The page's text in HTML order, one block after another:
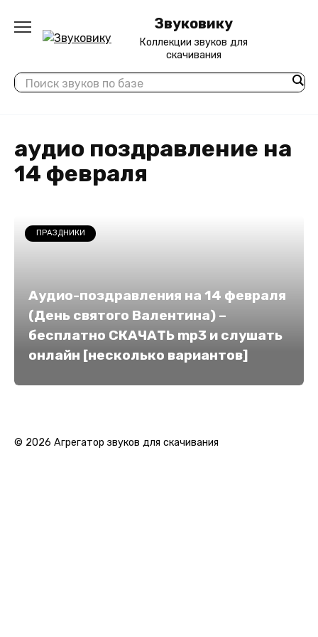
содержанию
Звуковику
Коллекции звуков для
скачивания
аудио поздравление на
14 февраля
ПРАЗДНИКИ
Аудио-поздравления на 14 февраля
(День святого Валентина) –
бесплатно СКАЧАТЬ mp3 и слушать
онлайн [несколько вариантов]
© 2026 Агрегатор звуков для скачивания